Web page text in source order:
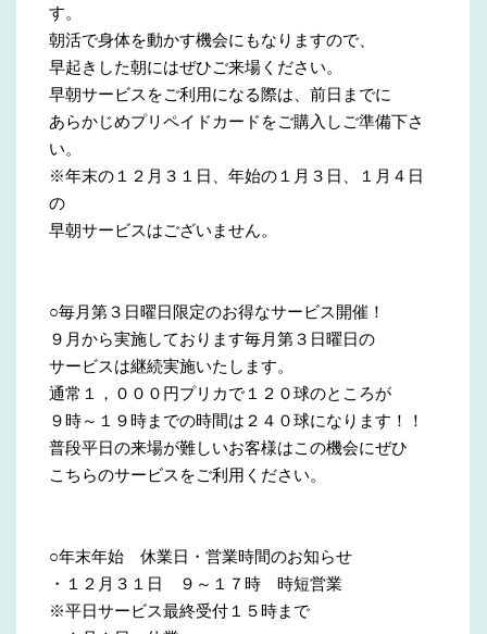
す。
朝活で身体を動かす機会にもなりますので、
早起きした朝にはぜひご来場ください。
早朝サービスをご利用になる際は、前日までに
あらかじめプリペイドカードをご購入しご準備下さ
い。
※年末の１２月３１日、年始の１月３日、１月４日
の
早朝サービスはございません。
○毎月第３日曜日限定のお得なサービス開催！
９月から実施しております毎月第３日曜日の
サービスは継続実施いたします。
通常１，０００円プリカで１２０球のところが
９時～１９時までの時間は２４０球になります！！
普段平日の来場が難しいお客様はこの機会にぜひ
こちらのサービスをご利用ください。
○年末年始 休業日・営業時間のお知らせ
・１２月３１日 ９～１７時 時短営業
※平日サービス最終受付１５時まで